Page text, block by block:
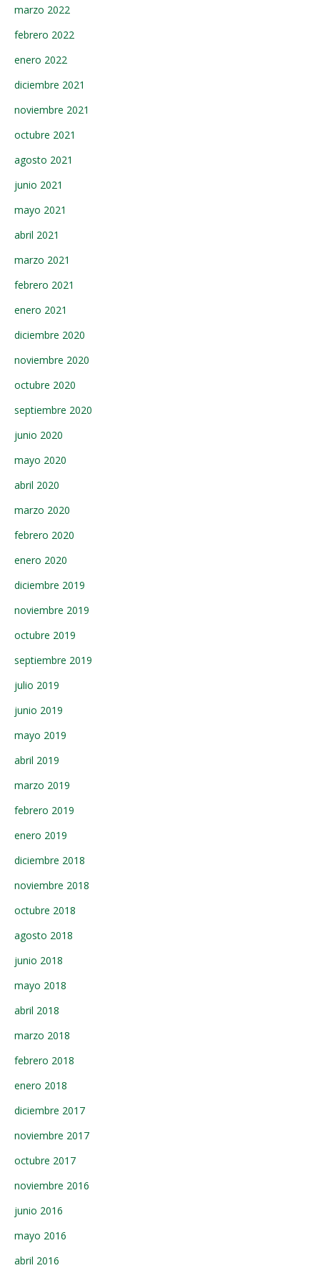
marzo 2022
febrero 2022
enero 2022
diciembre 2021
noviembre 2021
octubre 2021
agosto 2021
junio 2021
mayo 2021
abril 2021
marzo 2021
febrero 2021
enero 2021
diciembre 2020
noviembre 2020
octubre 2020
septiembre 2020
junio 2020
mayo 2020
abril 2020
marzo 2020
febrero 2020
enero 2020
diciembre 2019
noviembre 2019
octubre 2019
septiembre 2019
julio 2019
junio 2019
mayo 2019
abril 2019
marzo 2019
febrero 2019
enero 2019
diciembre 2018
noviembre 2018
octubre 2018
agosto 2018
junio 2018
mayo 2018
abril 2018
marzo 2018
febrero 2018
enero 2018
diciembre 2017
noviembre 2017
octubre 2017
noviembre 2016
junio 2016
mayo 2016
abril 2016